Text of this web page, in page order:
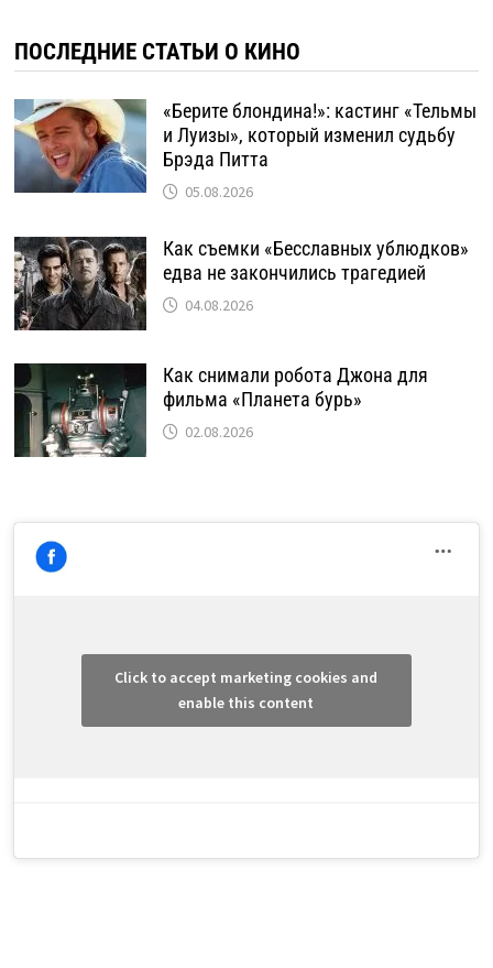
ПОСЛЕДНИЕ СТАТЬИ О КИНО
«Берите блондина!»: кастинг «Тельмы
и Луизы», который изменил судьбу
Брэда Питта
05.08.2026
Как съемки «Бесславных ублюдков»
едва не закончились трагедией
04.08.2026
Как снимали робота Джона для
фильма «Планета бурь»
02.08.2026
Click to accept marketing cookies and
enable this content